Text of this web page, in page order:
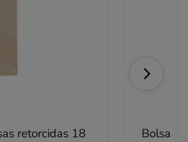
retorcidas 18
Bolsa